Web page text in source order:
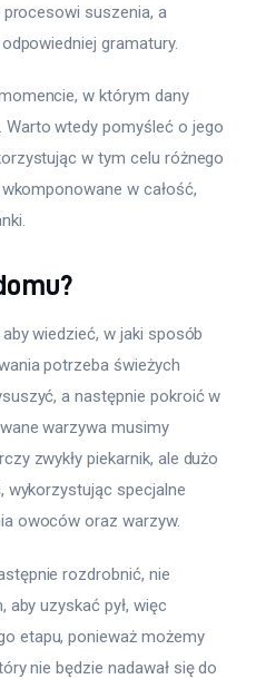
suszenia, a
gramatury.
w którym dany
wtedy pomyśleć o jego
w tym celu różnego
w całość,
wiedzieć, w jaki sposób
potrzeba świeżych
a następnie pokroić w
warzywa musimy
zwykły piekarnik, ale dużo
wykorzystując specjalne
owoców oraz warzyw.
rozdrobnić, nie
aby uzyskać pył, więc
etapu, ponieważ możemy
nie będzie nadawał się do